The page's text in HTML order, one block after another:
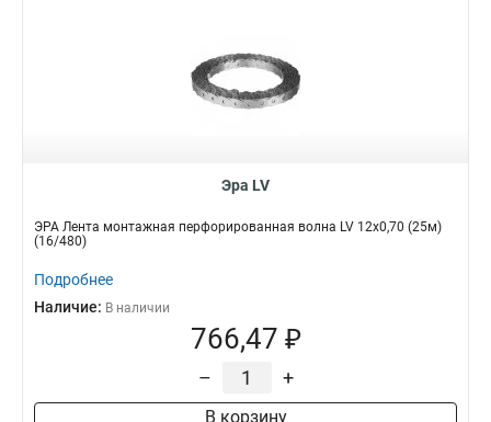
Эра LV
ЭРА Лента монтажная перфорированная волна LV 12х0,70 (25м)
(16/480)
Подробнее
Наличие: В наличии
766,47 ₽
– +
В корзину